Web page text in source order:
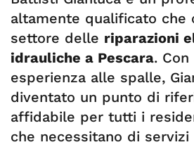
altamente qualificato che
settore delle riparazioni
idrauliche a Pescara.
esperienza alle spalle,
diventato un punto di
affidabile per tutti i
che necessitano di